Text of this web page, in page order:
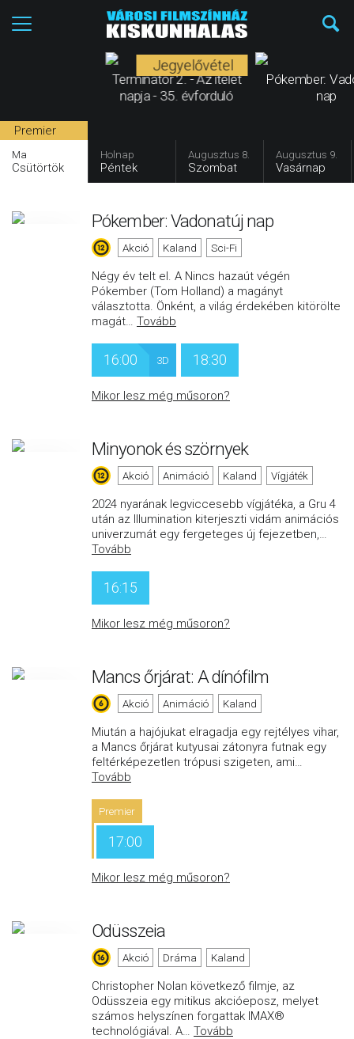
Terminátor 2. - Az ítélet
napja - 35. évforduló
Jegyelővétel
Pókember:
nap
Premier
Ma
Csütörtök
Holnap
Péntek
Augusztus 8.
Szombat
Augusztus 9.
Vasárnap
Pókember: Vadonatúj nap
Akció Kaland Sci-Fi
Négy év telt el. A Nincs hazaút végén
Pókember (Tom Holland) a magányt
választotta. Önként, a világ érdekében kitörölte
magát… Tovább
16:00 3D 18:30
Mikor lesz még műsoron?
Minyonok és szörnyek
Akció Animáció Kaland Vígjáték
2024 nyarának legviccesebb vígjátéka, a Gru 4
után az Illumination kiterjeszti vidám animációs
univerzumát egy fergeteges új fejezetben,…
Tovább
16:15
Mikor lesz még műsoron?
Mancs őrjárat: A dínófilm
Akció Animáció Kaland
Miután a hajójukat elragadja egy rejtélyes vihar,
a Mancs őrjárat kutyusai zátonyra futnak egy
feltérképezetlen trópusi szigeten, ami…
Tovább
Premier
17:00
Mikor lesz még műsoron?
Odüsszeia
Akció Dráma Kaland
Christopher Nolan következő filmje, az
Odüsszeia egy mitikus akcióeposz, melyet
számos helyszínen forgattak IMAX®
technológiával. A… Tovább